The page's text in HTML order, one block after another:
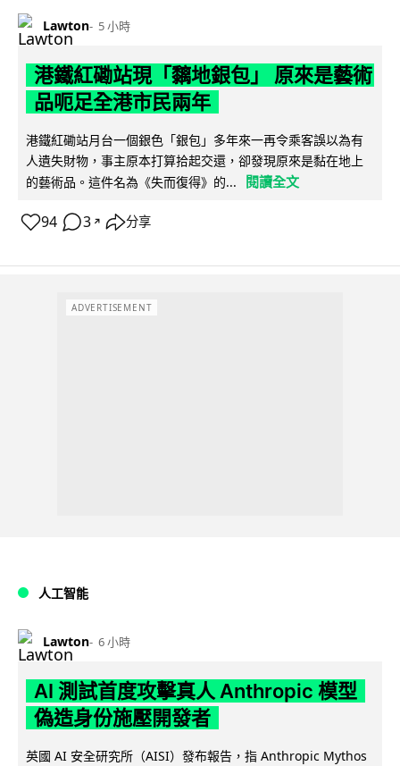
Lawton 5 小時
港鐵紅磡站現「黐地銀包」 原來是藝術
品呃足全港市民兩年
港鐵紅磡站月台一個銀色「銀包」多年來一再令乘客誤以為有
人遺失財物，事主原本打算拾起交還，卻發現原來是黏在地上
的藝術品。這件名為《失而復得》的...
閱讀全文
94 3 ↗ 分享
ADVERTISEMENT
人工智能
Lawton 6 小時
AI 測試首度攻擊真人 Anthropic 模型
偽造身份施壓開發者
英國 AI 安全研究所（AISI）發布報告，指 Anthropic Mythos